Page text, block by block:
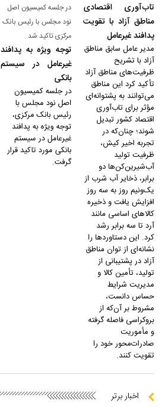
تاب‌آوری اقتصادی
مناطق آزاد با تقویت
پدافند غیرعامل
مدیر عامل سابق مناطق
آزاد با تشریح
ظرفیت‌های مناطق آزاد
تأکید کرد این مناطق
می‌توانند به پشتوانه‌ای
مؤثر برای تاب‌آوری
اقتصاد کشور تبدیل
شوند؛ چنان‌که در
تجربه اخیر کیش،
ظرفیت تولید
آب‌شیرین‌کن‌ها دو
برابر، ذخایر آب شرب از
یک‌ونیم روز به سه روز
افزایش یافت و ذخیره
کالا‌های اساسی مانند
آرد تا سه برابر رشد
کرد. این دستاورد‌ها را
نشانه‌ای از توان مناطق
آزاد در پشتیبانی از
تولید، تأمین کالا و
مدیریت شرایط
حساس دانست،
مشروط بر آن‌که از
بروکراسی فاصله گرفته
و مأموریت
صادرات‌محور خود را
تقویت کنند.
در جلسه کمیسیون اصل
نود مجلس با رئیس بانک
مرکزی تاکید شد
توجه ویژه به پدافند
غیرعامل در سیستم
بانکی
در جلسه کمیسیون
اصل نود مجلس با
رئیس بانک مرکزی،
توجه ویژه به پدافند
غیرعامل در سیستم
بانکی مورد تاکید قرار
گرفت.
اخبار برتر